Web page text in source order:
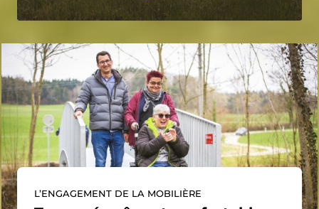
L’ENGAGEMENT DE LA MOBILIÈRE